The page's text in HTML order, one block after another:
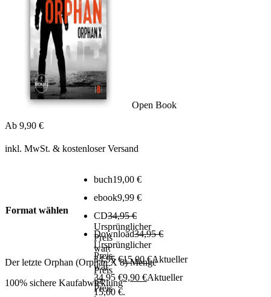
Open Book
Ab 9,90 €
inkl. MwSt. & kostenloser Versand
Format wählen
buch19,00 €
ebook9,99 €
CD34,95€
Ursprünglicher
Preis
war:
34,95 €15,00€Aktueller
Preis
ist:
15,00 €.
Download34,95€
Ursprünglicher
Preis
war:
34,95 €9,90 €Aktueller
Preis
Der letzte Orphan (Orphan X 8) Menge
100% sichere Kaufabwicklung